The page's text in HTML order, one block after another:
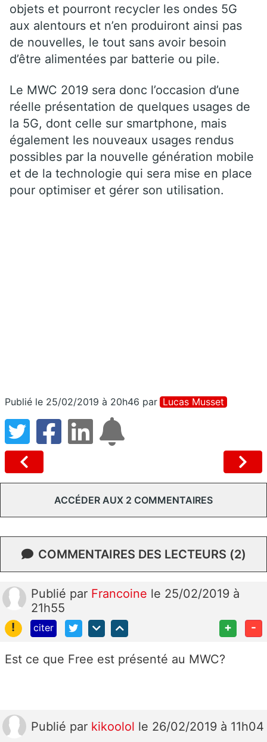
objets et pourront recycler les ondes 5G
aux alentours et n’en produiront ainsi pas
de nouvelles, le tout sans avoir besoin
d’être alimentées par batterie ou pile.
Le MWC 2019 sera donc l’occasion d’une
réelle présentation de quelques usages de
la 5G, dont celle sur smartphone, mais
également les nouveaux usages rendus
possibles par la nouvelle génération mobile
et de la technologie qui sera mise en place
pour optimiser et gérer son utilisation.
Publié le 25/02/2019 à 20h46 par Lucas Musset
ACCÉDER AUX 2 COMMENTAIRES
COMMENTAIRES DES LECTEURS (2)
Publié par Francoine le 25/02/2019 à
21h55
!
citer + -
Est ce que Free est présenté au MWC?
Publié par kikoolol le 26/02/2019 à 11h04